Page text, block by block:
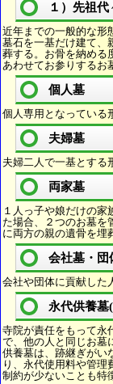
１）先祖代
近年までの一般的な形
墓石を一基だけ建て、
葬する。お骨を納める
あわせてお参りするお
個人墓
個人専用となっている
夫婦墓
夫婦二人で一基とする
両家墓
１人っ子や娘だけの家
た場合、２つのお墓を
に両方の親の遺骨を埋
会社墓・団
会社や団体に貢献した
永代供養墓
寺院が責任をもって永
で、他の人と同じお墓
供養墓は、跡継ぎがい
り、永代使用料や管理
制約が少ないことも特